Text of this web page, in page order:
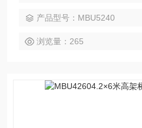
域。
产品型号：MBU5240
浏览量：265